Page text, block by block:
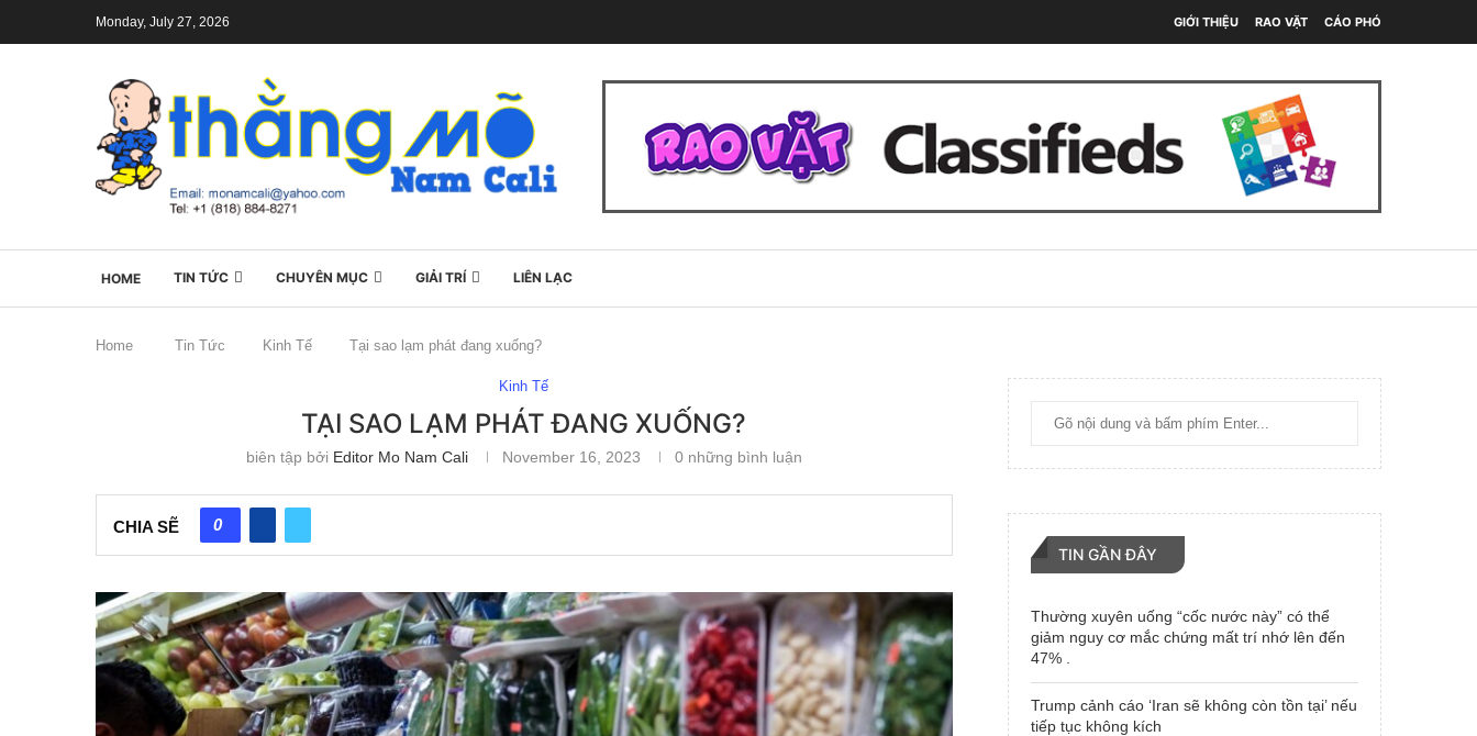
Monday, July 27, 2026 GIỚI THIỆU RAO VẶT CÁO PHÓ
HOME TIN TỨC CHUYÊN MỤC GIẢI TRÍ LIÊN LẠC
Home Tin Tức Kinh Tế Tại sao lạm phát đang xuống?
Kinh Tế
TẠI SAO LẠM PHÁT ĐANG XUỐNG?
biên tập bởi Editor Mo Nam Cali November 16, 2023 0 những bình luận
CHIA SẼ 0
TIN GẦN ĐÂY
Thường xuyên uống “cốc nước này” có thể
giảm nguy cơ mắc chứng mất trí nhớ lên đến
47% .
Trump cảnh cáo ‘Iran sẽ không còn tồn tại’ nếu
tiếp tục không kích